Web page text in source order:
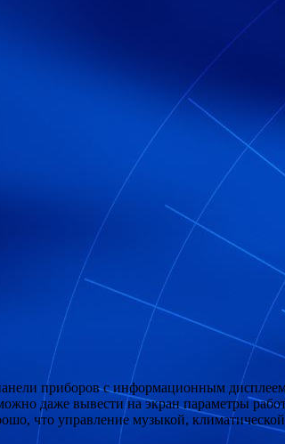
приборов с информационным
даже вывести на экран параметры
что управление музыкой,